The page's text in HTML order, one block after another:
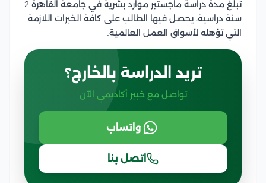
تبلغ مدة دراسة ماجستير موارد بشرية في جامعة القاهرة 2
سنة دراسية، يحصل فيها الطالب على كافة الخبرات اللازمة
التي تؤهله لأسواق العمل العالمية.
تريد الدراسة بالخارج؟
تواصل مع خبير أكاديمي الآن
واتساب
اتصل بنا